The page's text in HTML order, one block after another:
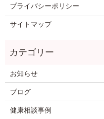
プライバシーポリシー
サイトマップ
お知らせ
ブログ
健康相談事例